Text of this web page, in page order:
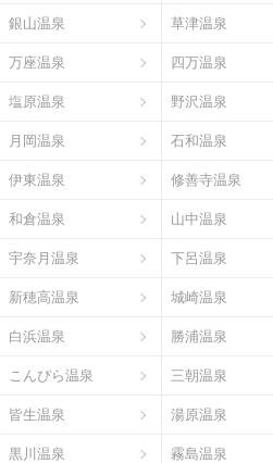
銀山温泉 草津温泉
万座温泉 四万温泉
塩原温泉 野沢温泉
月岡温泉 石和温泉
伊東温泉 修善寺温泉
和倉温泉 山中温泉
宇奈月温泉 下呂温泉
新穂高温泉 城崎温泉
白浜温泉 勝浦温泉
こんぴら温泉 三朝温泉
皆生温泉 湯原温泉
黒川温泉 霧島温泉